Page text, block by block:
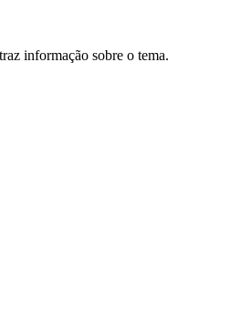
informação sobre o tema.